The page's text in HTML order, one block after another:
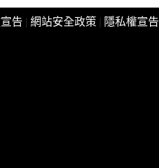
告 | 網站安全政策 | 隱私權宣告